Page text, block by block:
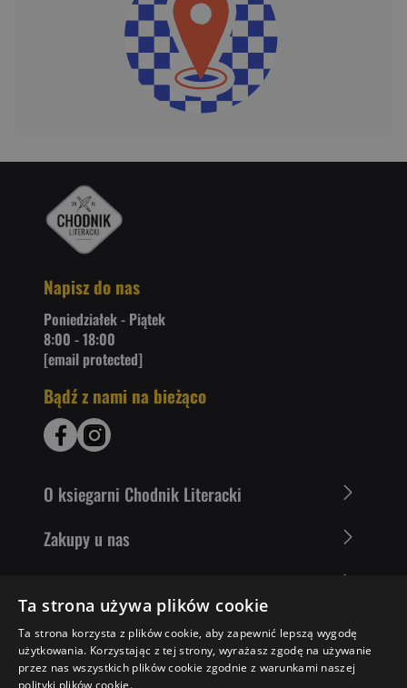
Napisz do nas
Poniedziałek - Piątek
8:00 - 18:00
[email protected]
Bądź z nami na bieżąco
O ksiegarni Chodnik Literacki
Zakupy u nas
Literaci polecają
Ta strona używa plików cookie
Ta strona korzysta z plików cookie, aby zapewnić lepszą wygodę
użytkowania. Korzystając z tej strony, wyrażasz zgodę na używanie
przez nas wszystkich plików cookie zgodnie z warunkami naszej
polityki plików cookie.